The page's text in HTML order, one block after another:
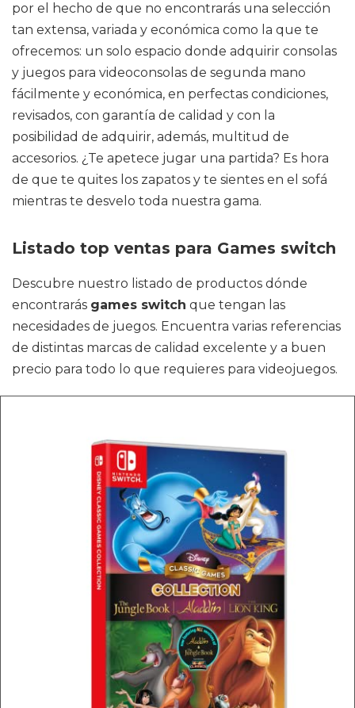
por el hecho de que no encontrarás una selección
tan extensa, variada y económica como la que te
ofrecemos: un solo espacio donde adquirir consolas
y juegos para videoconsolas de segunda mano
fácilmente y económica, en perfectas condiciones,
revisados, con garantía de calidad y con la
posibilidad de adquirir, además, multitud de
accesorios. ¿Te apetece jugar una partida? Es hora
de que te quites los zapatos y te sientes en el sofá
mientras te desvelo toda nuestra gama.
Listado top ventas para Games switch
Descubre nuestro listado de productos dónde
encontrarás games switch que tengan las
necesidades de juegos. Encuentra varias referencias
de distintas marcas de calidad excelente y a buen
precio para todo lo que requieres para videojuegos.